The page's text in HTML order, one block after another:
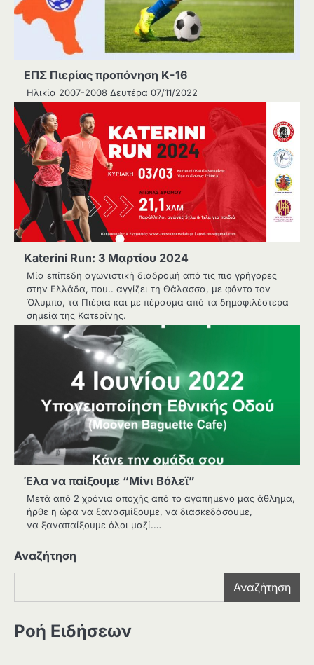
ΕΠΣ Πιερίας προπόνηση Κ-16
Ηλικία 2007-2008 Δευτέρα 07/11/2022
Katerini Run: 3 Μαρτίου 2024
Μία επίπεδη αγωνιστική διαδρομή από τις πιο γρήγορες
στην Ελλάδα, που.. αγγίζει τη Θάλασσα, με φόντο τον
Όλυμπο, τα Πιέρια και με πέρασμα από τα δημοφιλέστερα
σημεία της Κατερίνης.
Έλα να παίξουμε “Μίνι Βόλεϊ”
Μετά από 2 χρόνια αποχής από το αγαπημένο μας άθλημα,
ήρθε η ώρα να ξανασμίξουμε, να διασκεδάσουμε,
να ξαναπαίξουμε όλοι μαζί.…
Αναζήτηση
Αναζήτηση
Ροή Ειδήσεων